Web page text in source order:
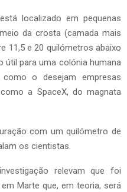
localizado em pequenas
da crosta (camada mais
11,5 e 20 quilómetros abaixo
útil para uma colónia humana
o desejam empresas
a SpaceX, do magnata
com um quilómetro de
os cientistas.
relevam que foi
Marte que, em teoria, será